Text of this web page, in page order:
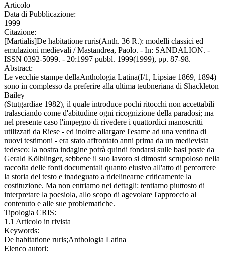
Articolo
Data di Pubblicazione:
1999
Citazione:
[Martialis]De habitatione ruris(Anth. 36 R.): modelli classici ed
emulazioni medievali / Mastandrea, Paolo. - In: SANDALION. -
ISSN 0392-5099. - 20:1997 pubbl. 1999(1999), pp. 87-98.
Abstract:
Le vecchie stampe dellaAnthologia Latina(I/1, Lipsiae 1869, 1894)
sono in complesso da preferire alla ultima teubneriana di Shackleton
Bailey
(Stutgardiae 1982), il quale introduce pochi ritocchi non accettabili
tralasciando come d'abitudine ogni ricognizione della paradosi; ma
nel presente caso l'impegno di rivedere i quattordici manoscritti
utilizzati da Riese - ed inoltre allargare l'esame ad una ventina di
nuovi testimoni - era stato affrontato anni prima da un medievista
tedesco: la nostra indagine potrà quindi fondarsi sulle basi poste da
Gerald Kölblinger, sebbene il suo lavoro si dimostri scrupoloso nella
raccolta delle fonti documentali quanto elusivo all'atto di percorrere
la storia del testo e inadeguato a ridelinearne criticamente la
costituzione. Ma non entriamo nei dettagli: tentiamo piuttosto di
interpretare la poesiola, allo scopo di agevolare l'approccio al
contenuto e alle sue problematiche.
Tipologia CRIS:
1.1 Articolo in rivista
Keywords:
De habitatione ruris;Anthologia Latina
Elenco autori: